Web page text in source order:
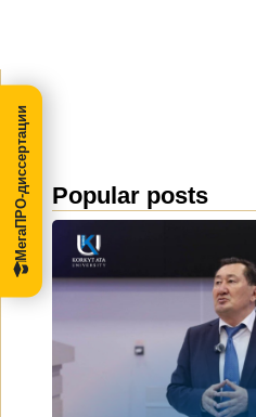
Popular posts
МегаПРО-диссертации